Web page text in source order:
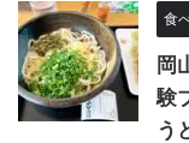
食
岡
験
う